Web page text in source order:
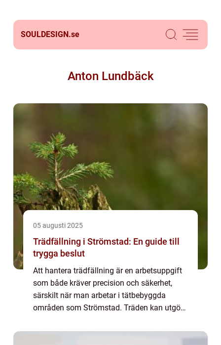
SOULDESIGN.se
Anton Lundbäck
05 augusti 2025
Trädfällning i Strömstad: En guide till
trygga beslut
Att hantera trädfällning är en arbetsuppgift
som både kräver precision och säkerhet,
särskilt när man arbetar i tätbebyggda
områden som Strömstad. Träden kan utgöra